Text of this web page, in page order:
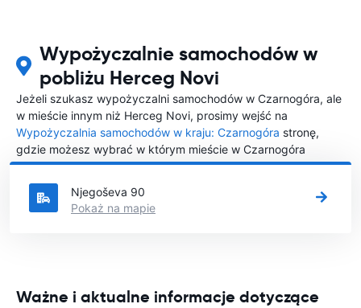
Wypożyczalnie samochodów w
pobliżu Herceg Novi
Jeżeli szukasz wypożyczalni samochodów w Czarnogóra, ale
w mieście innym niż Herceg Novi, prosimy wejść na
Wypożyczalnia samochodów w kraju: Czarnogóra stronę,
gdzie możesz wybrać w którym mieście w Czarnogóra
chciałabyś wypożyczyć samochód.
Njegoševa 90
Pokaż na mapie
Ważne i aktualne informacje dotyczące